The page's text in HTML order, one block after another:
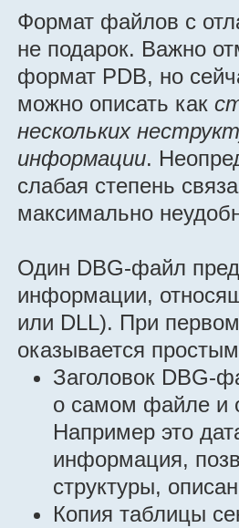
Формат файлов с
не подарок. Важно
формат PDB, но
можно описать как
нескольких
информации.
слабая степень
максимально
Один DBG-файл
информации,
или DLL). При
оказывается
Заголовок DBG-
о самом файле и
Например это
информация,
структуры,
Копия таблицы